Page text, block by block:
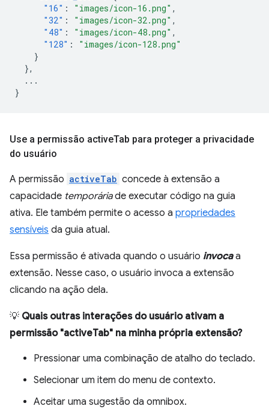
"16" : "images/icon-16.png" ,
"32" : "images/icon-32.png" ,
"48" : "images/icon-48.png" ,
"128" :
"images/icon-128.png"
}
},
...
}
Use a permissão activeTab para proteger a privacidade
do usuário
A permissão activeTab concede à extensão a
capacidade temporáriade executar código na guia
ativa. Ele também permite o acesso a propriedades
sensíveis da guia atual.
Essa permissão é ativada quando o usuário invocaa
extensão. Nesse caso, o usuário invoca a extensão
clicando na ação dela.
💡 Quais outras interações do usuário ativam a
permissão "activeTab" na minha própria extensão?
Pressionar uma combinação de atalho do teclado.
Selecionar um item do menu de contexto.
Aceitar uma sugestão da omnibox.